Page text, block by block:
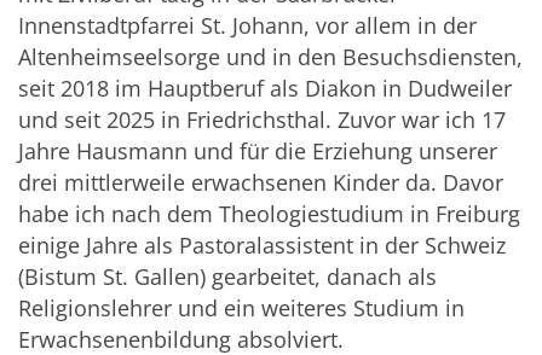
Innenstadtpfarrei St. Johann, vor allem in der
Altenheimseelsorge und in den Besuchsdiensten,
seit 2018 im Hauptberuf als Diakon in Dudweiler
und seit 2025 in Friedrichsthal. Zuvor war ich 17
Jahre Hausmann und für die Erziehung unserer
drei mittlerweile erwachsenen Kinder da. Davor
habe ich nach dem Theologiestudium in Freiburg
einige Jahre als Pastoralassistent in der Schweiz
(Bistum St. Gallen) gearbeitet, danach als
Religionslehrer und ein weiteres Studium in
Erwachsenenbildung absolviert.